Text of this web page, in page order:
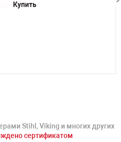
Купить
Stihl, Viking и многих других
сертификатом